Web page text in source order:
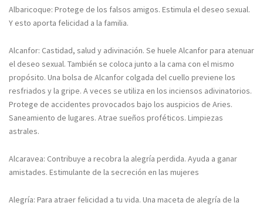
Albaricoque: Protege de los falsos amigos. Estimula el deseo sexual.
Y esto aporta felicidad a la familia.
Alcanfor: Castidad, salud y adivinación. Se huele Alcanfor para atenuar
el deseo sexual. También se coloca junto a la cama con el mismo
propósito. Una bolsa de Alcanfor colgada del cuello previene los
resfriados y la gripe. A veces se utiliza en los inciensos adivinatorios.
Protege de accidentes provocados bajo los auspicios de Aries.
Saneamiento de lugares. Atrae sueños proféticos. Limpiezas
astrales.
Alcaravea: Contribuye a recobra la alegría perdida. Ayuda a ganar
amistades. Estimulante de la secreción en las mujeres
Alegría: Para atraer felicidad a tu vida. Una maceta de alegría de la